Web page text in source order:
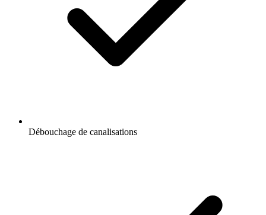
Débouchage de canalisations